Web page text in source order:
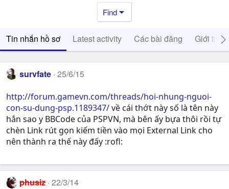
Find
Tin nhắn hồ sơ Latest activity Các bài đăng Giới thiệu
survfate 25/6/15
http://forum.gamevn.com/threads/hoi-nhung-nguoi-
con-su-dung-psp.1189347/về cái thớt này số là tên này
hắn sao y BBCode của PSPVN, mà bên ấy bựa thôi rồi tự
chèn Link rút gọn kiếm tiền vào mọi External Link cho
nên thành ra thế này đấy :rofl:
phusiz 22/3/14